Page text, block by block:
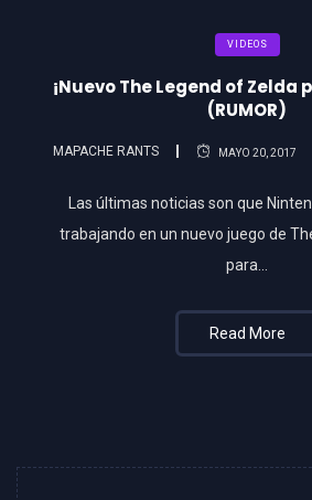
VIDEOS
¡Nuevo The Legend of
(RUMOR)
MAPACHE RANTS MAYO 20, 2017
Las últimas noticias son que
trabajando en un nuevo juego de
para…
Read More